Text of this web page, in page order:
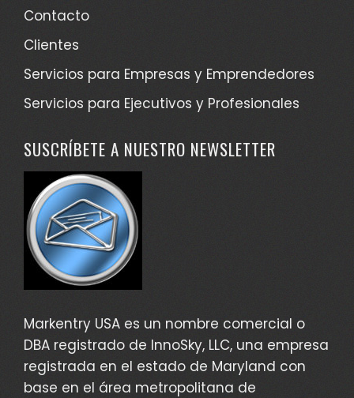
Contacto
Clientes
Servicios para Empresas y Emprendedores
Servicios para Ejecutivos y Profesionales
SUSCRÍBETE A NUESTRO NEWSLETTER
Markentry USA es un nombre comercial o
DBA registrado de InnoSky, LLC, una empresa
registrada en el estado de Maryland con
base en el área metropolitana de